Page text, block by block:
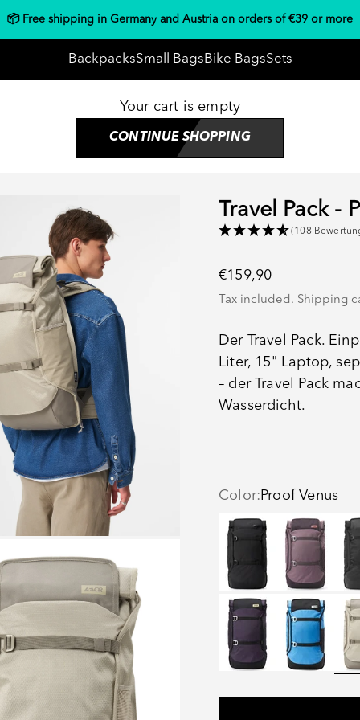
📦 Free shipping in Germany and Austria on orders of €39 or more
BackpacksSmall BagsBike BagsSets
Your cart is empty
CONTINUE SHOPPING
Travel Pack -
(108
Sale price
€159,90
Tax included. Shipping
Der Travel Pack.
Liter, 15" Laptop,
– der Travel Pack
Wasserdicht.
Color: Proof Venus
Black EclipseOxy Purple
Proof PhantomProof Retro